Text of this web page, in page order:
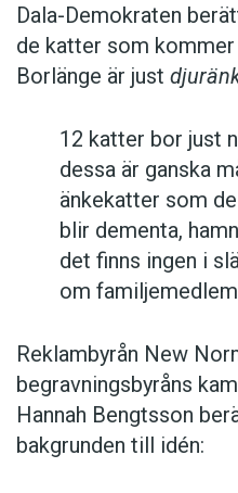
Dala-Demokraten
de katter som
Borlänge är just
12 katter bor just
dessa är ganska
änkekatter som
blir dementa,
det finns ingen i
om
Reklambyrån New
begravningsbyråns
Hannah Bengtsson
bakgrunden till idén: